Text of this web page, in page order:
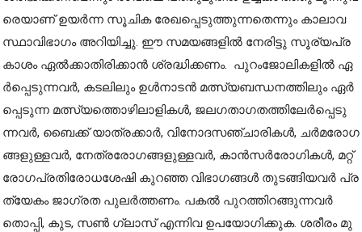
രെ​യാ​ണ് ഉ​യ​ർ​ന്ന സൂ​ചി​ക രേ​ഖ​പ്പെ​ടു​ത്തു​ന്ന​തെ​ന്നും കാ​ലാ​വ​
സ്ഥാ​വി​ഭാ​ഗം അ​റി​യി​ച്ചു. ഈ ​സ​മ​യ​ങ്ങ​ളി​ൽ നേ​രി​ട്ടു സൂ​ര്യ​പ്ര​
കാ​ശം ഏ​ൽ​ക്കാ​തി​രി​ക്കാ​ൻ ശ്ര​ദ്ധി​ക്ക​ണം. പു​റം​ജോ​ലി​ക​ളി​ൽ ഏ​
ർ​പ്പെ​ടു​ന്ന​വ​ർ, ക​ട​ലി​ലും ഉ​ൾ​നാ​ട​ൻ മ​ത്സ്യ​ബ​ന്ധ​ന​ത്തി​ലും ഏ​ർ​
പ്പെ​ടു​ന്ന മ​ത്സ്യ​ത്തൊ​ഴി​ലാ​ളി​ക​ൾ, ജ​ല​ഗ​താ​ഗ​ത​ത്തി​ലേ​ർ​പ്പെ​ടു​
ന്ന​വ​ർ, ബൈ​ക്ക് യാ​ത്ര​ക്കാ​ർ, വി​നോ​ദ​സ​ഞ്ചാ​രി​ക​ൾ, ച​ർ​മ​രോ​ഗ​
ങ്ങ​ളു​ള്ള​വ​ർ, നേ​ത്ര​രോ​ഗ​ങ്ങ​ളു​ള്ള​വ​ർ, കാ​ൻ​സ​ർ​രോ​ഗി​ക​ൾ, മ​റ്റ്
രോ​ഗ​പ്ര​തി​രോ​ധ​ശേ​ഷി കു​റ​ഞ്ഞ വി​ഭാ​ഗ​ങ്ങ​ൾ തു​ട​ങ്ങി​യ​വ​ർ പ്ര​
ത്യേ​കം ജാ​ഗ്ര​ത പു​ല​ർ​ത്ത​ണം. പ​ക​ൽ പു​റ​ത്തി​റ​ങ്ങു​ന്ന​വ​ർ
തൊ​പ്പി, കു​ട, സ​ണ്‍ ഗ്ലാ​സ് എ​ന്നി​വ ഉ​പ​യോ​ഗി​ക്കു​ക. ശ​രീ​രം മു​